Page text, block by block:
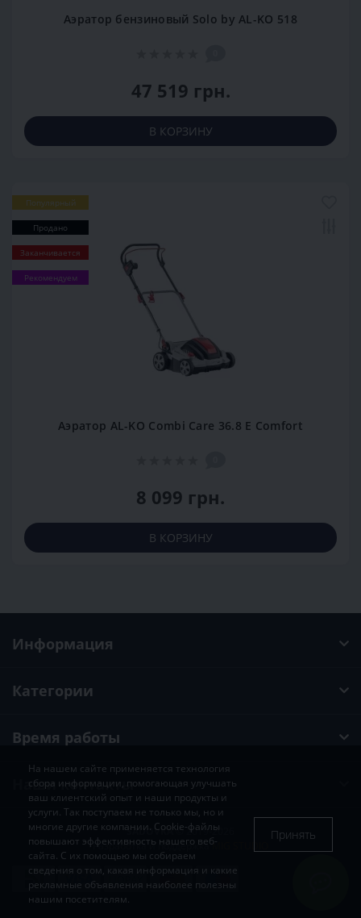
Аэратор бензиновый Solo by AL-KO 518
47 519 грн.
В КОРЗИНУ
Популярный
Продано
Заканчивается
Рекомендуем
Аэратор AL-KO Combi Care 36.8 E Comfort
8 099 грн.
В КОРЗИНУ
Информация
Категории
Время работы
Наши контакты
SADOVKA© 2019-2026
Разработка и поддержкаMIG STUDIO
На нашем сайте применяется технология
сбора информации, помогающая улучшать
ваш клиентский опыт и наши продукты и
услуги. Так поступаем не только мы, но и
многие другие компании. Cookie-файлы
повышают эффективность нашего веб-
сайта. С их помощью мы собираем
сведения о том, какая информация и какие
рекламные объявления наиболее полезны
нашим посетителям.
Принять